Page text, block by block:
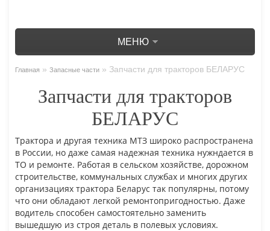
МЕНЮ
Главная » Запасные части » Запчасти для тракторов БЕЛАРУС
Запчасти для тракторов
БЕЛАРУС
Трактора и другая техника МТЗ широко распространена
в России, но даже самая надежная техника нужндается в
ТО и ремонте. Работая в сельском хозяйстве, дорожном
строительстве, коммунальных службах и многих других
организациях трактора Беларус так популярны, потому
что они обладают легкой ремонтопригодностью. Даже
водитель способен самостоятельно заменить
вышедшую из строя деталь в полевых условиях.